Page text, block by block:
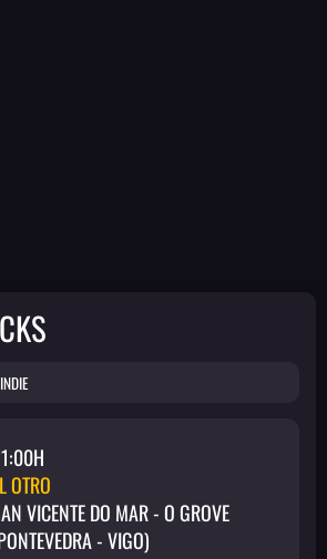
OTRO
VICENTE DO MAR - O GROVE
- VIGO)